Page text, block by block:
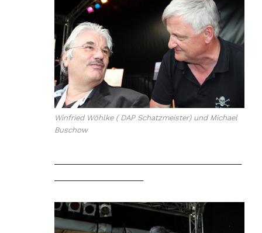
Winfried Wöhlke ( DAP Schatzmeister) und Michael
Buschow